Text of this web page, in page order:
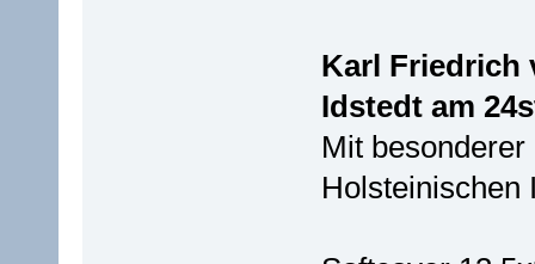
Karl Friedrich
Idstedt am
Mit
Holsteinischen